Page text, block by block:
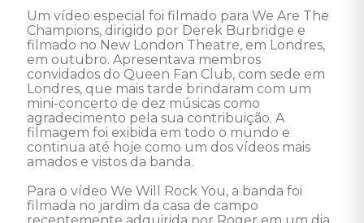
Um vídeo especial foi filmado para We Are The
Champions, dirigido por Derek Burbridge e
filmado no New London Theatre, em Londres,
em outubro. Apresentava membros
convidados do Queen Fan Club, com sede em
Londres, que mais tarde brindaram com um
mini-concerto de dez músicas como
agradecimento pela sua contribuição. A
filmagem foi exibida em todo o mundo e
continua até hoje como um dos vídeos mais
amados e vistos da banda.
Para o vídeo We Will Rock You, a banda foi
filmada no jardim da casa de campo